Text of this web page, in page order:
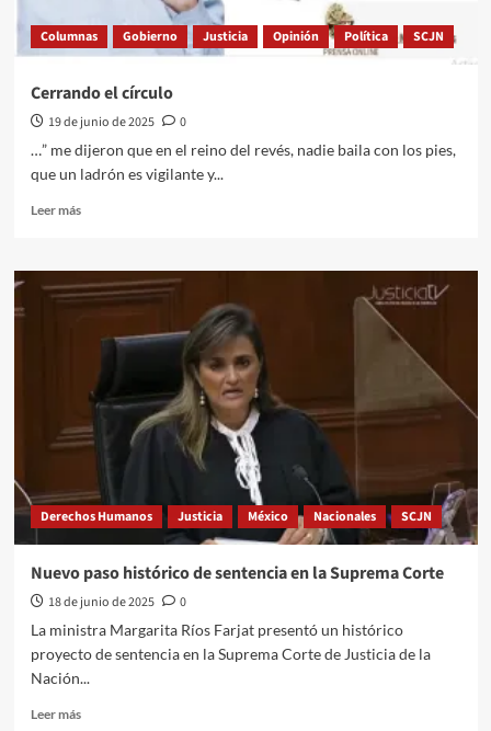
Columnas Gobierno Justicia Opinión Política SCJN
Cerrando el círculo
19 de junio de 2025
0
…” me dijeron que en el reino del revés, nadie baila con los pies,
que un ladrón es vigilante y...
Leer másLeer
Cerrando
el
círculo
Derechos Humanos Justicia México Nacionales SCJN
Nuevo paso histórico de sentencia en la Suprema Corte
18 de junio de 2025
0
La ministra Margarita Ríos Farjat presentó un histórico
proyecto de sentencia en la Suprema Corte de Justicia de la
Nación...
Leer másLeer